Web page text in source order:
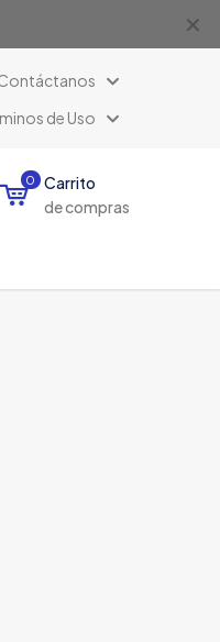
✕
de Uso
0
Carrito
de compras